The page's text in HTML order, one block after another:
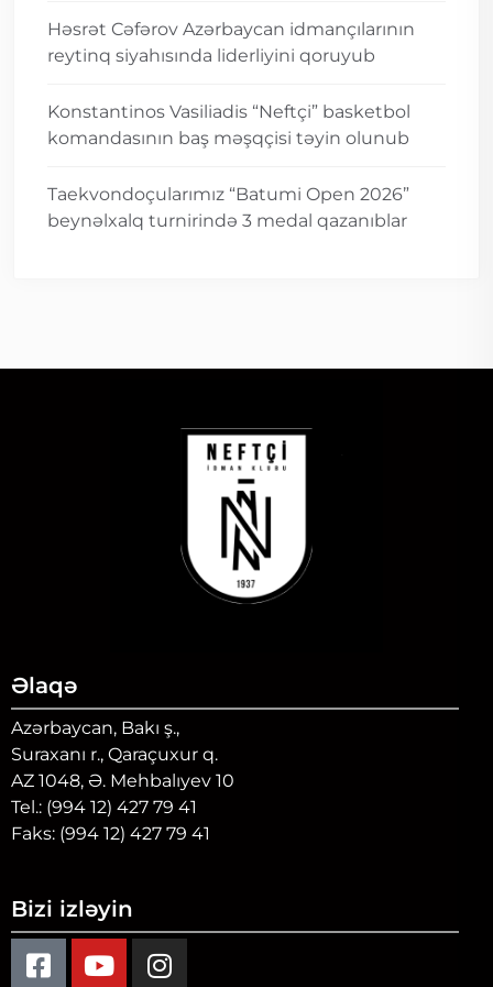
Həsrət Cəfərov Azərbaycan idmançılarının
reytinq siyahısında liderliyini qoruyub
Konstantinos Vasiliadis “Neftçi” basketbol
komandasının baş məşqçisi təyin olunub
Taekvondoçularımız “Batumi Open 2026”
beynəlxalq turnirində 3 medal qazanıblar
Əlaqə
Azərbaycan, Bakı ş.,
Suraxanı r., Qaraçuxur q.
AZ 1048, Ə. Mehbalıyev 10
Tel.: (994 12) 427 79 41
Faks: (994 12) 427 79 41
Bizi izləyin